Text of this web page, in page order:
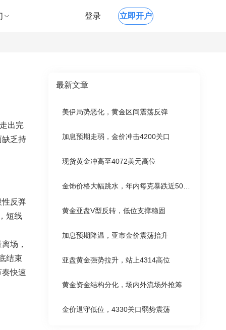
登录 立即开户
出完
缺乏持
性反弹
短线
场，
结束
快速
最新文章
美伊局势恶化，黄金区间震荡反弹
加息预期走弱，金价冲击4200关口
现货黄金冲高至4072美元高位
黄金亚盘V型反转，低位支撑稳固
加息预期降温，亚市金价震荡抬升
亚盘黄金强势拉升，站上4314高位
黄金资金结构分化，场内外流场外抢筹
金价退守低位，4330关口弱势震荡